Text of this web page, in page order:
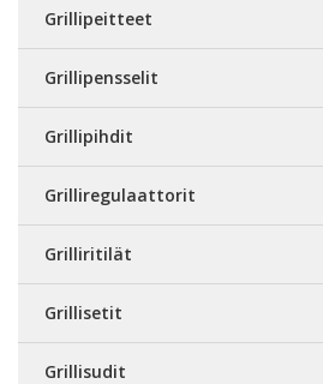
Grillipeitteet
Grillipensselit
Grillipihdit
Grilliregulaattorit
Grilliritilät
Grillisetit
Grillisudit